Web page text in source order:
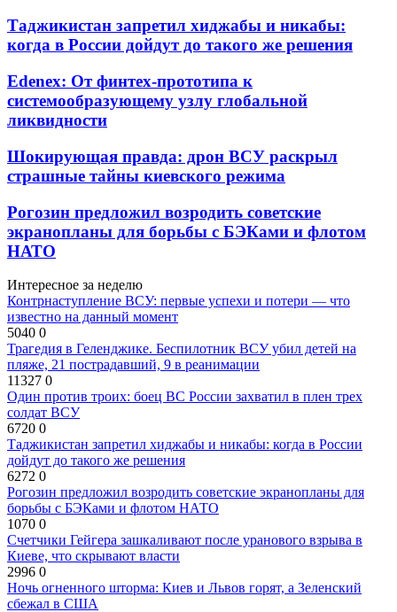
Таджикистан запретил хиджабы и никабы:
когда в России дойдут до такого же решения
Edenex: От финтех-прототипа к
системообразующему узлу глобальной
ликвидности
Шокирующая правда: дрон ВСУ раскрыл
страшные тайны киевского режима
Рогозин предложил возродить советские
экранопланы для борьбы с БЭКами и флотом
НАТО
Интересное за неделю
Контрнаступление ВСУ: первые успехи и потери — что
известно на данный момент
5040 0
Трагедия в Геленджике. Беспилотник ВСУ убил детей на
пляже, 21 пострадавший, 9 в реанимации
11327 0
Один против троих: боец ВС России захватил в плен трех
солдат ВСУ
6720 0
Таджикистан запретил хиджабы и никабы: когда в России
дойдут до такого же решения
6272 0
Рогозин предложил возродить советские экранопланы для
борьбы с БЭКами и флотом НАТО
1070 0
Счетчики Гейгера зашкаливают после уранового взрыва в
Киеве, что скрывают власти
2996 0
Ночь огненного шторма: Киев и Львов горят, а Зеленский
сбежал в США